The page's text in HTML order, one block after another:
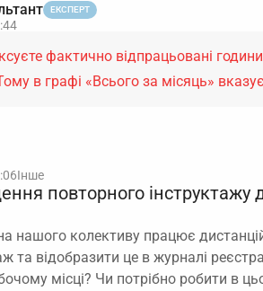
ЕКСПЕРТ
фактично відпрацьовані
в графі «Всього за місяць»
Інше
повторного інструктажу
нашого колективу працює
та відобразити це в журналі
місці? Чи потрібно робити в